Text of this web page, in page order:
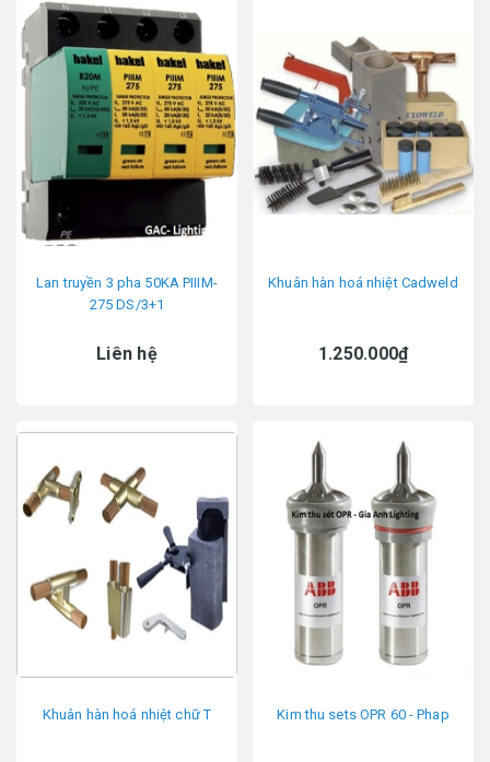
Lan truyền 3 pha 50KA PIIIM-
275 DS/3+1
Liên hệ
Khuân hàn hoá nhiệt Cadweld
1.250.000₫
Khuân hàn hoá nhiệt chữ T Kim thu sets OPR 60 - Phap